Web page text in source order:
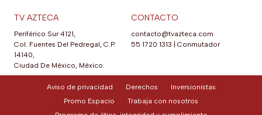
TV AZTECA
Periférico Sur 4121,
Col. Fuentes Del Pedregal, C.P.
14140,
Ciudad De México, México.
CONTACTO
contacto@tvazteca.com
55 1720 1313
Conmutador
Aviso de privacidad Derechos
Inversionistas
Promo Espacio
Trabaja con nosotros